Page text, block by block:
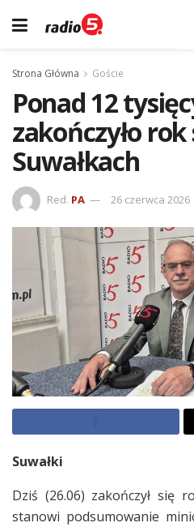
Strona Główna Goście
Ponad 12
zakończyło
Suwałkach
Red. PA 26 czerwca 2026
Suwałki
Dziś (26.06) zakończył się
stanowi podsumowanie